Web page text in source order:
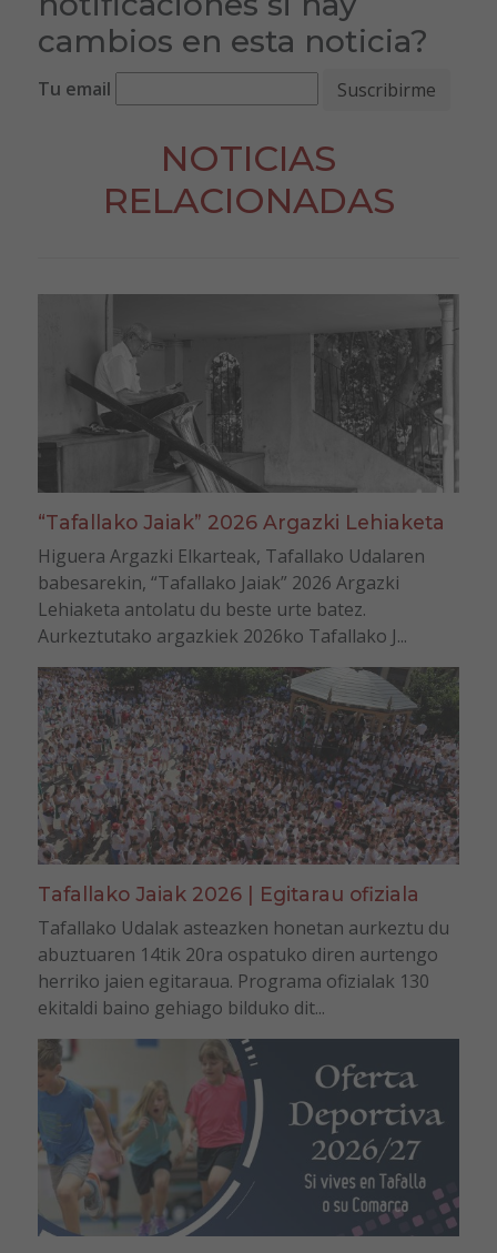
cambios en esta noticia?
Tu email
NOTICIAS
RELACIONADAS
“Tafallako Jaiak” 2026 Argazki Lehiaketa
Higuera Argazki Elkarteak, Tafallako Udalaren
babesarekin, “Tafallako Jaiak” 2026 Argazki
Lehiaketa antolatu du beste urte batez.
Aurkeztutako argazkiek 2026ko Tafallako J...
Tafallako Jaiak 2026 | Egitarau ofiziala
Tafallako Udalak asteazken honetan aurkeztu du
abuztuaren 14tik 20ra ospatuko diren aurtengo
herriko jaien egitaraua. Programa ofizialak 130
ekitaldi baino gehiago bilduko dit...